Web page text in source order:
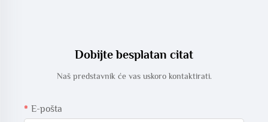
Dobijte besplatan citat
Naš predstavnik će vas uskoro kontaktirati.
E-pošta